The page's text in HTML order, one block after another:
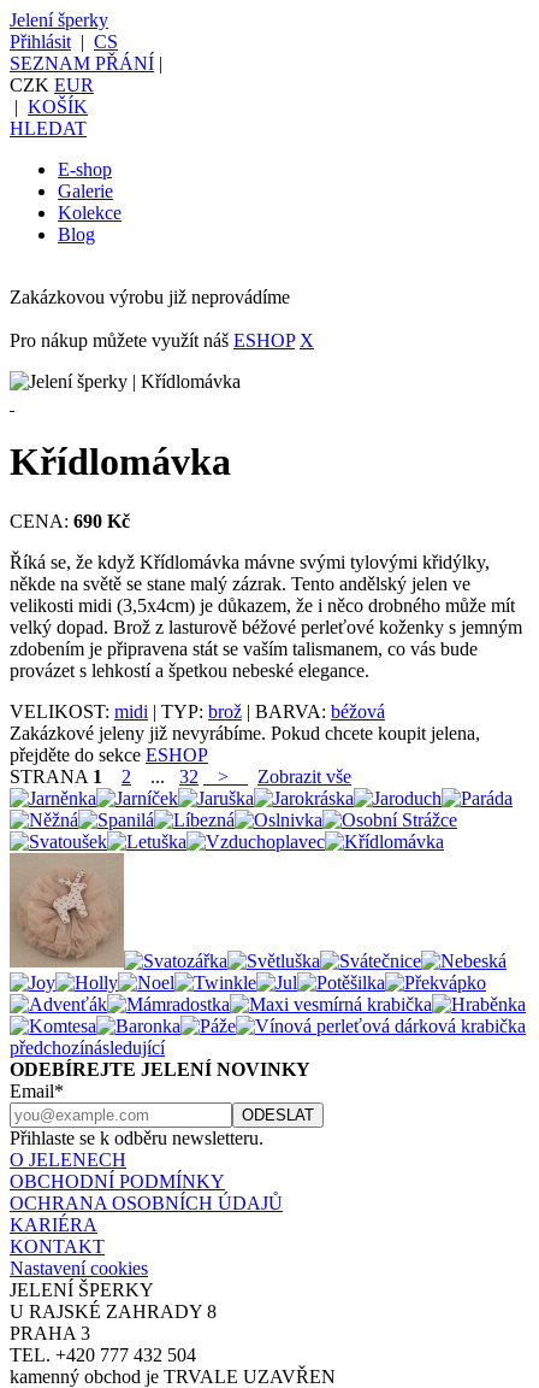
Jelení šperky
Přihlásit | CS
SEZNAM PŘÁNÍ |
CZK EUR
| KOŠÍK
HLEDAT
E-shop
Galerie
Kolekce
Blog
Zakázkovou výrobu již neprovádíme
Pro nákup můžete využít náš ESHOP X
Křídlomávka
CENA: 690 Kč
Říká se, že když Křídlomávka mávne svými tylovými křidýlky,
někde na světě se stane malý zázrak. Tento andělský jelen ve
velikosti midi (3,5x4cm) je důkazem, že i něco drobného může mít
velký dopad. Brož z lasturově béžové perleťové koženky s jemným
zdobením je připravena stát se vaším talismanem, co vás bude
provázet s lehkostí a špetkou nebeské elegance.
VELIKOST: midi | TYP: brož | BARVA: béžová
Zakázkové jeleny již nevyrábíme. Pokud chcete koupit jelena,
přejděte do sekce ESHOP
STRANA 1 2 ... 32 > Zobrazit vše
předchozínásledující
ODEBÍREJTE JELENÍ NOVINKY
Email*
Přihlaste se k odběru newsletteru.
O JELENECH
OBCHODNÍ PODMÍNKY
OCHRANA OSOBNÍCH ÚDAJŮ
KARIÉRA
KONTAKT
Nastavení cookies
JELENÍ ŠPERKY
U RAJSKÉ ZAHRADY 8
PRAHA 3
TEL. +420 777 432 504
kamenný obchod je TRVALE UZAVŘEN